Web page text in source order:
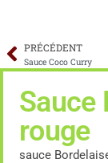
PRÉCÉDENT
Sauce Coco Curry
Sauce
rouge
sauce